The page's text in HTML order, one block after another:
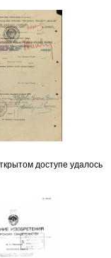
доступе удалось